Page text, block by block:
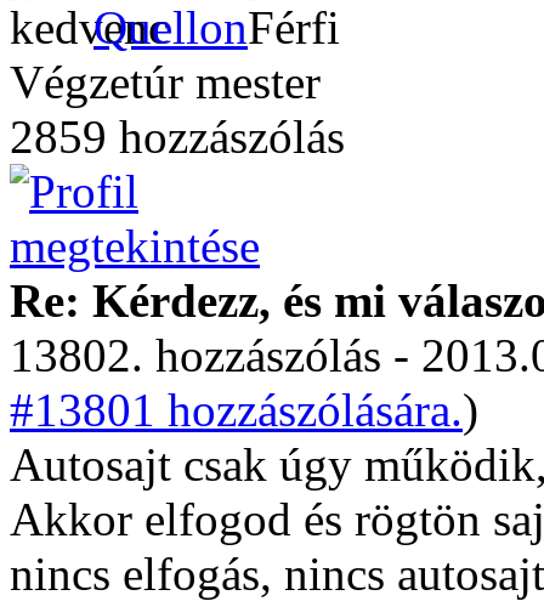
Quellon
Végzetúr mester
2859 hozzászólás
Re: Kérdezz, és mi
13802. hozzászólás -
#13801 hozzászólására.)
Autosajt csak úgy
Akkor elfogod és rögtön
nincs elfogás, nincs